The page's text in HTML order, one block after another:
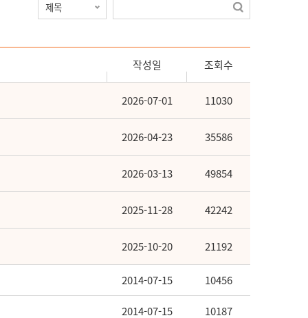
작성일 조회수
2026-07-01 11030
2026-04-23 35586
2026-03-13 49854
2025-11-28 42242
2025-10-20 21192
2014-07-15 10456
2014-07-15 10187